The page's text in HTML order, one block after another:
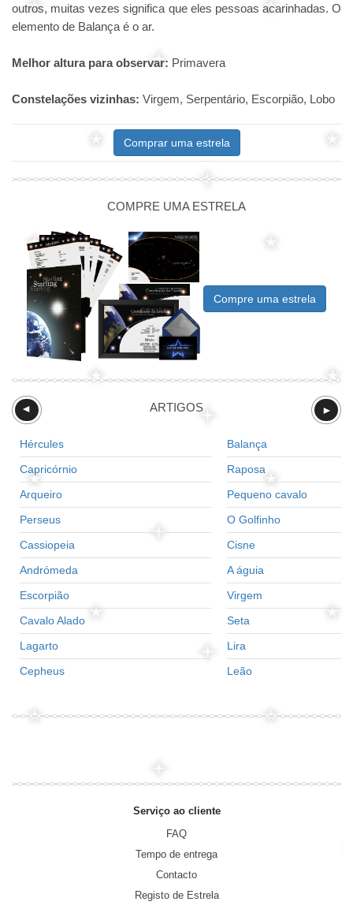
outros, muitas vezes significa que eles pessoas acarinhadas. O
elemento de Balança é o ar.
Melhor altura para observar: Primavera
Constelações vizinhas: Virgem, Serpentário, Escorpião, Lobo
Comprar uma estrela
COMPRE UMA ESTRELA
Compre uma estrela
ARTIGOS ►
►
Hércules
Capricórnio
Arqueiro
Perseus
Cassiopeia
Andrómeda
Escorpião
Cavalo Alado
Lagarto
Cepheus
Balança
Raposa
Pequeno cavalo
O Golfinho
Cisne
A águia
Virgem
Seta
Lira
Leão
Serviço ao cliente
FAQ
Tempo de entrega
Contacto
Registo de Estrela